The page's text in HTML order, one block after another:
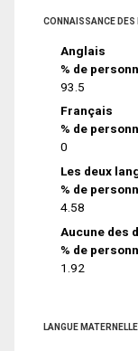
CONNAISSANCE DES
Anglais
% de
93.5
Français
% de
0
Les deux
% de
4.58
Aucune des
% de
1.92
LANGUE MATERNELLE